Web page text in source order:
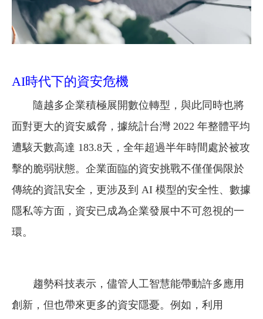
AI時代下的資安危機
隨越多企業積極展開數位轉型，與此同時也將
面對更大的資安威脅，據統計台灣 2022 年整體平均
遭駭天數高達 183.8天，全年超過半年時間處於被攻
擊的脆弱狀態。企業面臨的資安挑戰不僅僅侷限於
傳統的資訊安全，更涉及到 AI 模型的安全性、數據
隱私等方面，資安已成為企業發展中不可忽視的一
環。
趨勢科技表示，儘管人工智慧能帶動許多應用
創新，但也帶來更多的資安隱憂。例如，利用